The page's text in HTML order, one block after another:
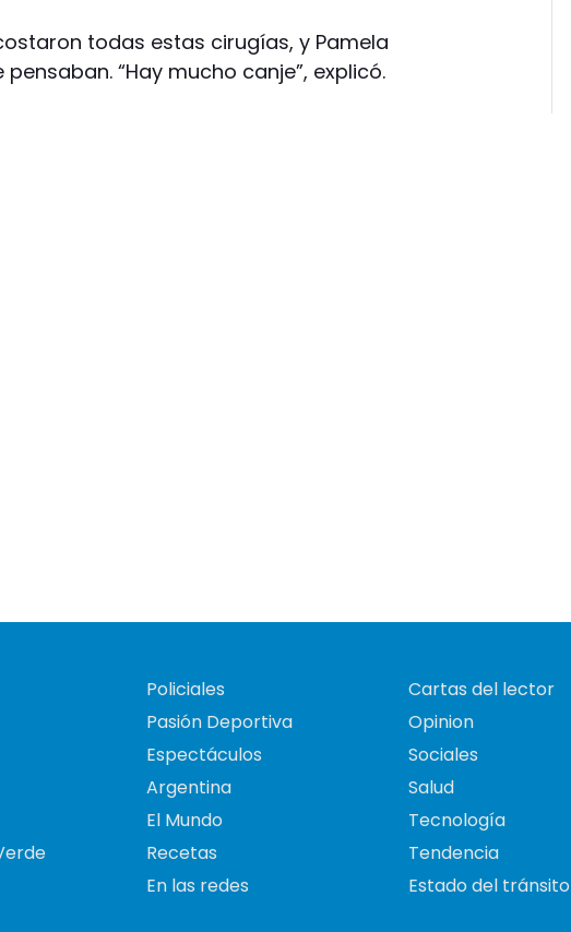
todas estas cirugías, y Pamela
“Hay mucho canje”, explicó.
Policiales
Pasión Deportiva
Espectáculos
Argentina
El Mundo
Recetas
En las redes
Cartas del lector
Opinion
Sociales
Salud
Tecnología
Tendencia
Estado del tránsito